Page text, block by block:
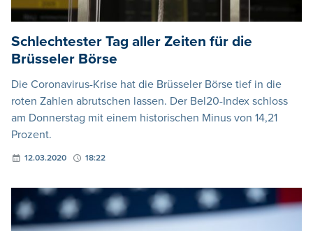
Schlechtester Tag aller Zeiten für die
Brüsseler Börse
Die Coronavirus-Krise hat die Brüsseler Börse tief in die
roten Zahlen abrutschen lassen. Der Bel20-Index schloss
am Donnerstag mit einem historischen Minus von 14,21
Prozent.
12.03.2020 18:22